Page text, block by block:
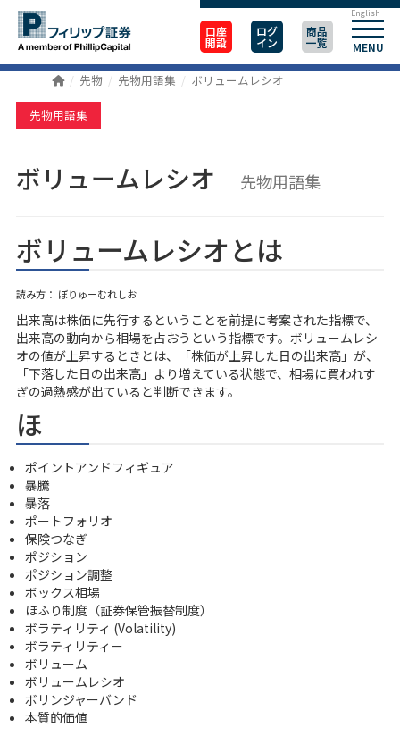
口座
開設
ログ
イン
商品
一覧 MENU
English
先物 先物用語集 ボリュームレシオ
先物用語集
ボリュームレシオ 先物用語集
ボリュームレシオとは
読み方： ぼりゅーむれしお
出来高は株価に先行するということを前提に考案された指標で、
出来高の動向から相場を占おうという指標です。ボリュームレシ
オの値が上昇するときとは、「株価が上昇した日の出来高」が、
「下落した日の出来高」より増えている状態で、相場に買われす
ぎの過熱感が出ていると判断できます。
ほ
ポイントアンドフィギュア
暴騰
暴落
ポートフォリオ
保険つなぎ
ポジション
ポジション調整
ボックス相場
ほふり制度（証券保管振替制度）
ボラティリティ (Volatility)
ボラティリティー
ボリューム
ボリュームレシオ
ボリンジャーバンド
本質的価値